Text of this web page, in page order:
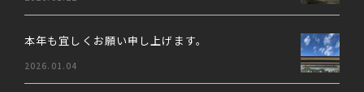
本年も宜しくお願い申し上げます。
2026.01.04